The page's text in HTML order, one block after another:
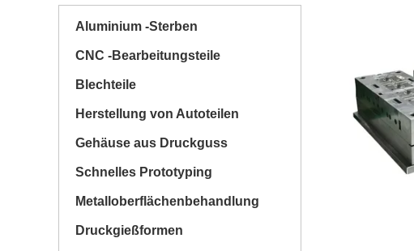
Aluminium -Sterben
CNC -Bearbeitungsteile
Blechteile
Herstellung von Autoteilen
Gehäuse aus Druckguss
Schnelles Prototyping
Metalloberflächenbehandlung
Druckgießformen